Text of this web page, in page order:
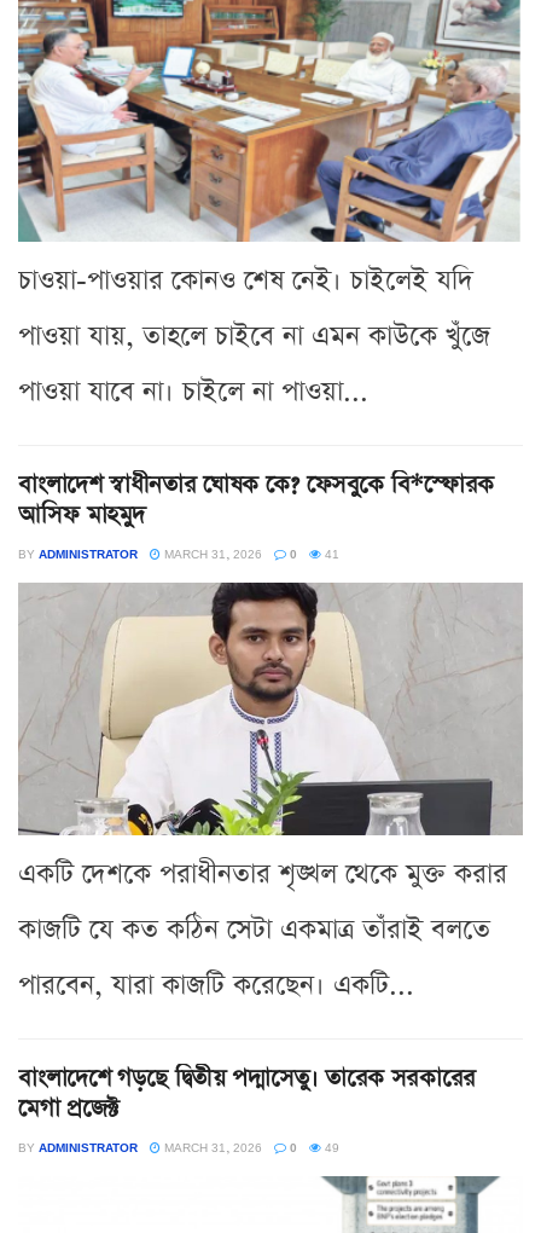
চাওয়া-পাওয়ার কোনও শেষ নেই। চাইলেই যদি
পাওয়া যায়, তাহলে চাইবে না এমন কাউকে খুঁজে
পাওয়া যাবে না। চাইলে না পাওয়া...
বাংলাদেশ স্বাধীনতার ঘোষক কে? ফেসবুকে বি*স্ফোরক
আসিফ মাহমুদ
BY ADMINISTRATOR MARCH 31, 2026 0 41
একটি দেশকে পরাধীনতার শৃঙ্খল থেকে মুক্ত করার
কাজটি যে কত কঠিন সেটা একমাত্র তাঁরাই বলতে
পারবেন, যারা কাজটি করেছেন। একটি...
বাংলাদেশে গড়ছে দ্বিতীয় পদ্মাসেতু। তারেক সরকারের
মেগা প্রজেক্ট
BY ADMINISTRATOR MARCH 31, 2026 0 49